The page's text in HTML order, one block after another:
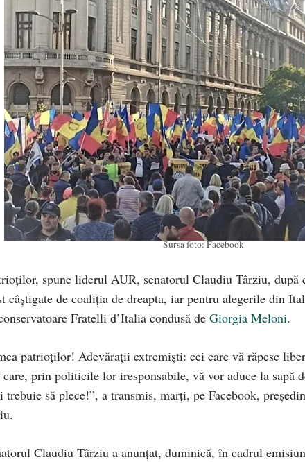
Sursa foto: Facebook
spune liderul AUR, senatorul Claudiu Târziu, după
câștigate de coaliția de dreapta, iar pentru alegerile din
Fratelli d’Italia condusă de Giorgia Meloni.
patrioților! Adevărații extremiști: cei care vă răpesc
prin politicile lor iresponsabile, vă vor aduce la sapă
trebuie să plece!”, a transmis, marți, pe Facebook,
Claudiu Târziu a anunțat, duminică, în cadrul